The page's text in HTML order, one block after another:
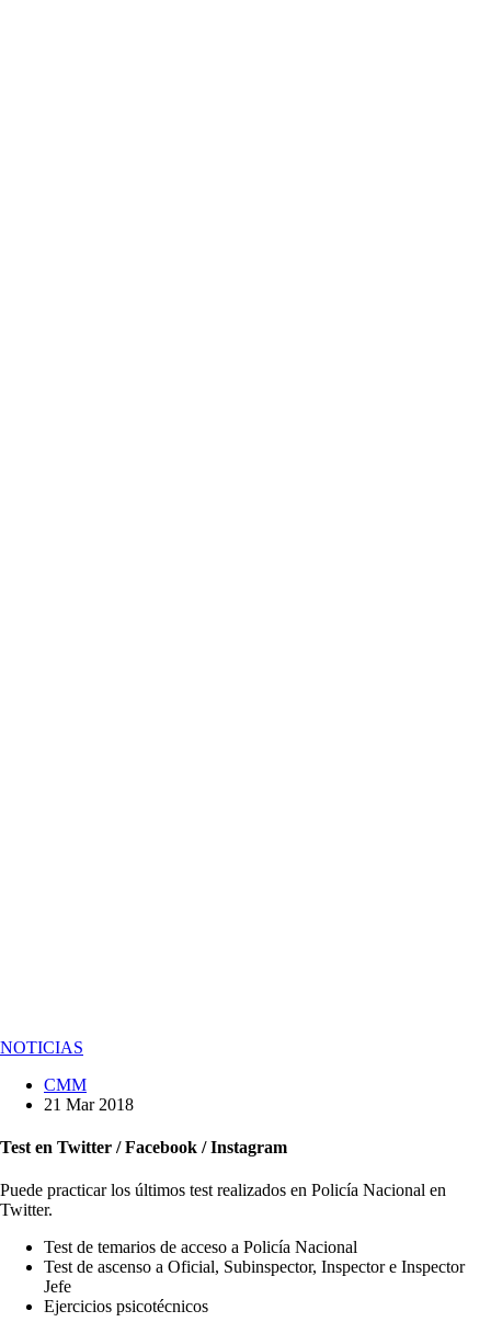
NOTICIAS
CMM
21 Mar 2018
Test en Twitter / Facebook / Instagram
Puede practicar los últimos test realizados en Policía Nacional en
Twitter.
Test de temarios de acceso a Policía Nacional
Test de ascenso a Oficial, Subinspector, Inspector e Inspector
Jefe
Ejercicios psicotécnicos